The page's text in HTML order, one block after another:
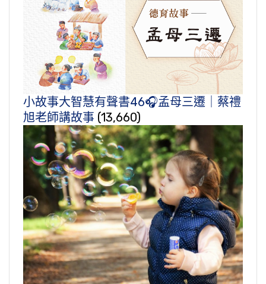
小故事大智慧有聲書46🎧孟母三遷｜蔡禮
旭老師講故事 (13,660)